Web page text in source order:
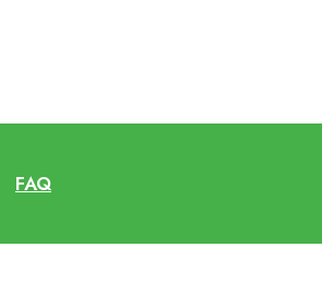
FAQ